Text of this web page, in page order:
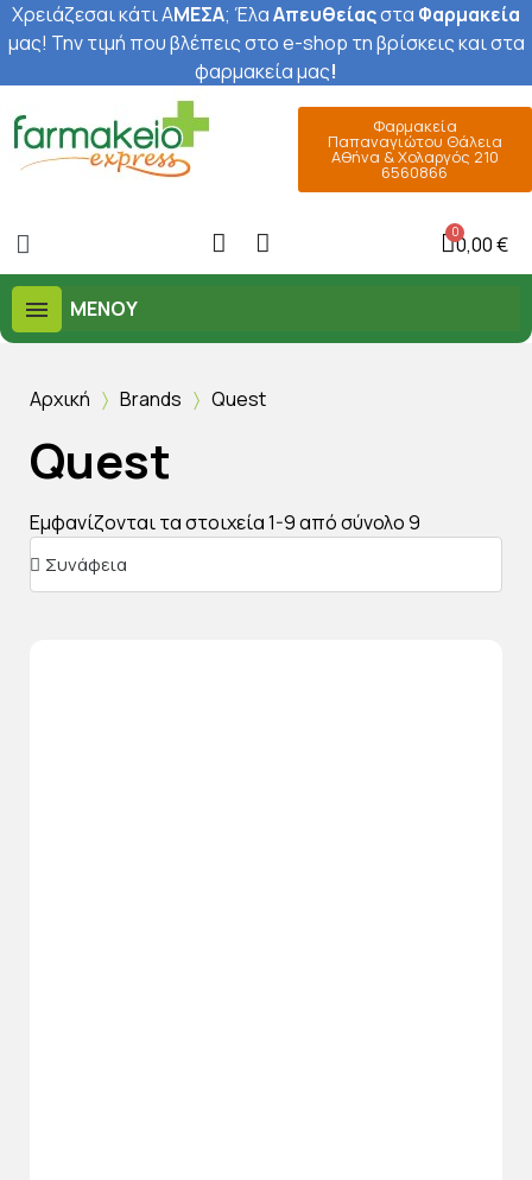
Χρειάζεσαι κάτι ΑΜΕΣΑ; ΈλαΑπευθείαςστα Φαρμακεία
μας! Την τιμή που βλέπεις στο e-shop τη βρίσκεις και στα
φαρμακεία μας!
Φαρμακεία
Παπαναγιώτου Θάλεια
Αθήνα & Χολαργός 210
6560866
0,00 €
ΜΕΝΟΎ
Αρχική Brands Quest
Quest
Εμφανίζονται τα στοιχεία 1-9 από σύνολο 9